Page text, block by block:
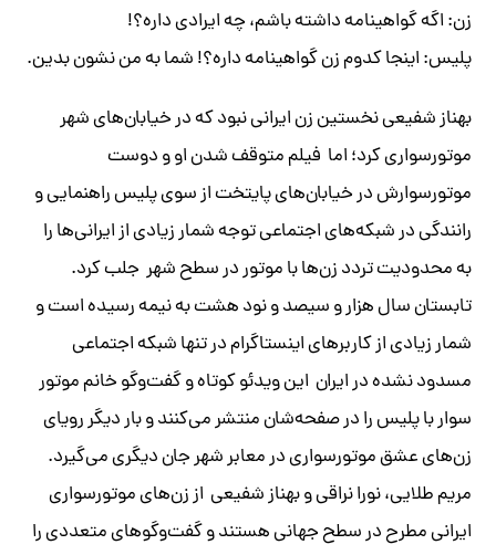
زن: اگه گواهینامه داشته باشم، چه ایرادی داره؟!
پلیس: اینجا کدوم زن گواهینامه داره؟! شما به من نشون بدین.
بهناز شفیعی نخستین زن ایرانی نبود که در خیابان‌های شهر
موتورسواری کرد؛ اما فیلم متوقف شدن او و دوست
موتورسوارش در خیابان‌های پایتخت از سوی پلیس راهنمایی و
رانندگی در شبکه‌های اجتماعی توجه شمار زیادی از ایرانی‌ها را
به محدودیت تردد زن‌ها با موتور در سطح شهر جلب کرد.
تابستان سال هزار و سیصد و نود هشت به نیمه رسیده است و
شمار زیادی از کاربرهای اینستاگرام در تنها شبکه اجتماعی
مسدود نشده در ایران این ویدئو کوتاه و گفت‌وگو خانم موتور
سوار با پلیس را در صفحه‌‌شان منتشر می‌کنند و بار دیگر رویای
زن‌های عشق موتورسواری در معابر شهر جان دیگری می‌گیرد.
مریم طلایی، نورا نراقی و بهناز شفیعی از زن‌های موتورسواری
ایرانی مطرح در سطح جهانی هستند و گفت‌وگو‌های متعددی را